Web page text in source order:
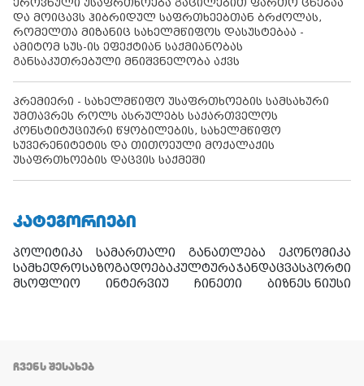
ეროვნული უსაფრთხოება გაცილებით ფართო ცნებაა
და მოიცავს ჰიბრიდულ საფრთხეებთან ბრძოლას,
რომელთა მიზანიც სახელმწიფოს დასუსტებაა -
ამიტომ სუს-ის ეფექტიან საქმიანობას
განსაკუთრებული მნიშვნელობა აქვს
პრემიერი - სახელმწიფო უსაფრთხოების სამსახური
უმთავრეს როლს ასრულებს საქართველოს
კონსტიტუციური წყობილების, სახელმწიფო
სუვერენიტეტის და თითოეული მოქალაქის
უსაფრთხოების დაცვის საქმეში
ᲙᲐᲢᲔᲒᲝᲠᲘᲔᲑᲘ
პოლიტიკა სამართალი განათლება
ეკონომიკა
სამხედროსაზოგადოებაკულტურაჯანდაცვასპორტი
მსოფლიო
ინტერვიუ ჩინეთი ბიზნეს ნიუსი
ᲩᲕᲔᲜᲡ ᲨᲔᲡᲐᲮᲔᲑ